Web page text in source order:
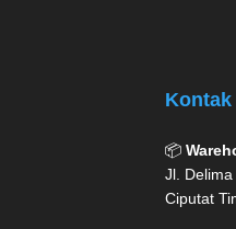
Kontak
📦
Jl. Delima
Ciputat